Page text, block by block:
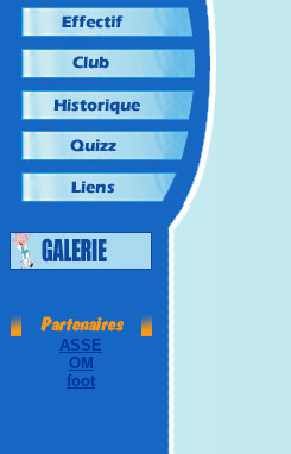
ASSE
OM
foot